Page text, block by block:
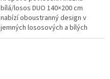
hvězdiček.
bílá/losos DUO 140×200 cm
nabízí oboustranný design v
jemných lososových a bílých
odstínech. Je vyrobeno ze